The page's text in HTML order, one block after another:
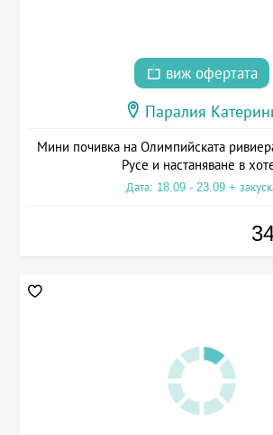
виж офертата
Паралия
Мини почивка на Олимпийската
Русе и настаняване в
Дата: 18.09 - 23.09 +